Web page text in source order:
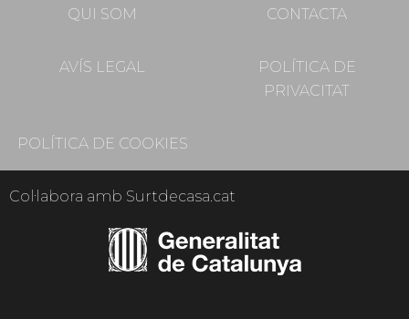
QUI SOM CONTACTA
AVÍS LEGAL
POLÍTICA DE
PRIVACITAT
POLÍTICA DE COOKIES
Col·labora amb Surtdecasa.cat